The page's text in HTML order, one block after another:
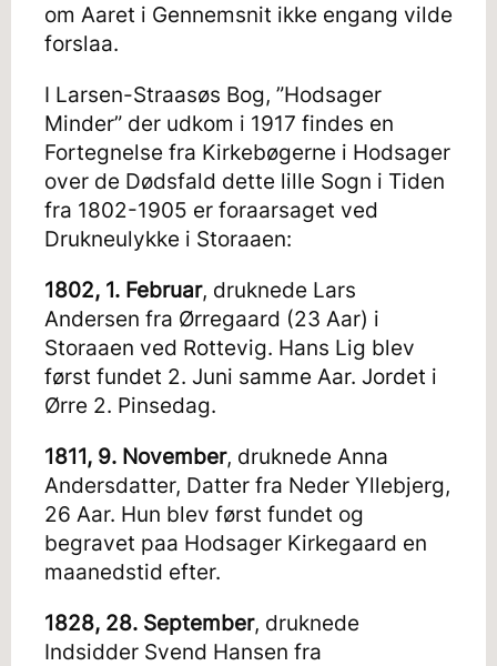
om Aaret i Gennemsnit ikke engang vilde
forslaa.
I Larsen-Straasøs Bog, ”Hodsager
Minder” der udkom i 1917 findes en
Fortegnelse fra Kirkebøgerne i Hodsager
over de Dødsfald dette lille Sogn i Tiden
fra 1802-1905 er foraarsaget ved
Drukneulykke i Storaaen:
1802, 1. Februar, druknede Lars
Andersen fra Ørregaard (23 Aar) i
Storaaen ved Rottevig. Hans Lig blev
først fundet 2. Juni samme Aar. Jordet i
Ørre 2. Pinsedag.
1811, 9. November, druknede Anna
Andersdatter, Datter fra Neder Yllebjerg,
26 Aar. Hun blev først fundet og
begravet paa Hodsager Kirkegaard en
maanedstid efter.
1828, 28. September, druknede
Indsidder Svend Hansen fra